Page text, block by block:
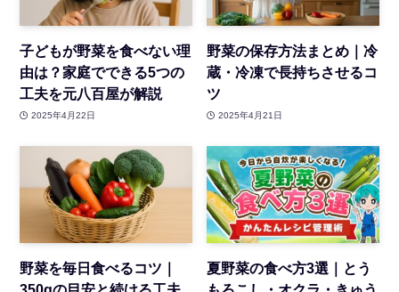
子どもが野菜を食べない理
由は？家庭でできる5つの
工夫を元八百屋が解説
2025年4月22日
野菜の保存方法まとめ｜冷
蔵・冷凍で長持ちさせるコ
ツ
2025年4月21日
野菜を毎日食べるコツ｜
夏野菜の食べ方3選｜とう